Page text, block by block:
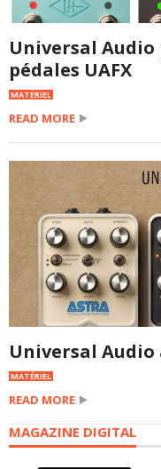
Universal
pédales UAFX
MATÉRIEL
READ MORE
Universal
MATÉRIEL
READ MORE
MAGAZINE DIGITAL